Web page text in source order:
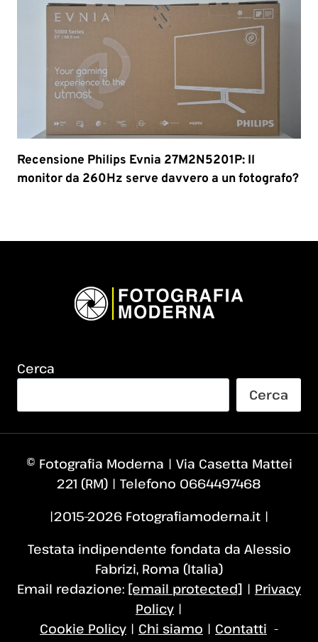
Recensione Philips Evnia 27M2N5201P: Il
monitor da 260Hz serve davvero a un fotografo?
Cerca
Cerca
© Fotografia Moderna | Via Casetta Mattei
221 (RM) | Telefono 0664497468
|2015–2026 Fotografiamoderna.it |
Testata indipendente fondata da Alessio
Fabrizi, Roma (Italia)
Email redazione: [email protected] | Privacy
Policy |
Cookie Policy | Chi siamo | Contatti -